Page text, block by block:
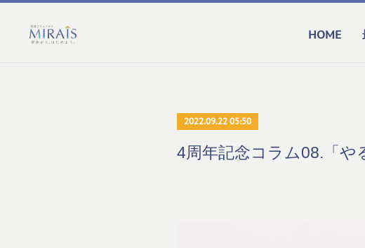
HOME
2022.09.22 05:50
4周年記念コラム08.「や